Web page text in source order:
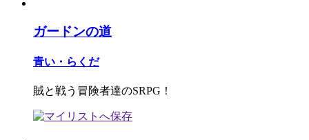
ガードンの道
青い・らくだ
賊と戦う冒険者達のSRPG！